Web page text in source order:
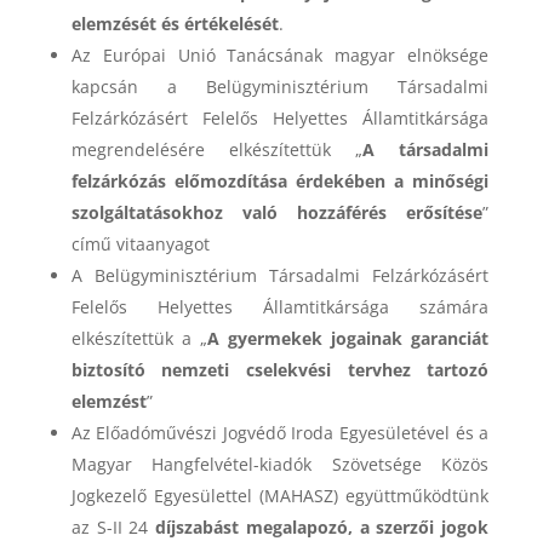
elemzését és értékelését.
Az Európai Unió Tanácsának magyar elnöksége
kapcsán a Belügyminisztérium Társadalmi
Felzárkózásért Felelős Helyettes Államtitkársága
megrendelésére elkészítettük „A társadalmi
felzárkózás előmozdítása érdekében a minőségi
szolgáltatásokhoz való hozzáférés erősítése”
című vitaanyagot
A Belügyminisztérium Társadalmi Felzárkózásért
Felelős Helyettes Államtitkársága számára
elkészítettük a „A gyermekek jogainak garanciát
biztosító nemzeti cselekvési tervhez tartozó
elemzést”
Az Előadóművészi Jogvédő Iroda Egyesületével és a
Magyar Hangfelvétel-kiadók Szövetsége Közös
Jogkezelő Egyesülettel (MAHASZ) együttműködtünk
az S-II 24díjszabást megalapozó, a szerzői jogok